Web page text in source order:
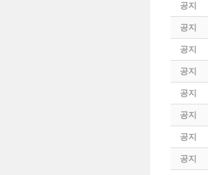
공지
공지
공지
공지
공지
공지
공지
공지